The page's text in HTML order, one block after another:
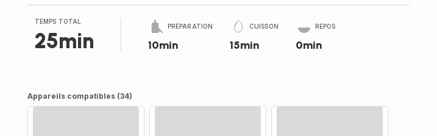
TEMPS TOTAL
25min
PRÉPARATION
10min
CUISSON
15min
REPOS
0min
Appareils compatibles (34)